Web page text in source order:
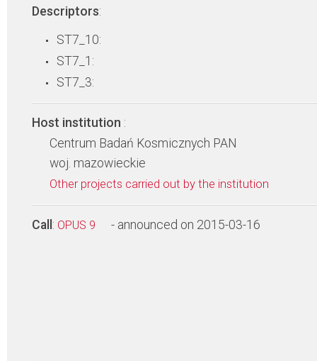
Descriptors:
ST7_10:
ST7_1:
ST7_3:
Host institution :
Centrum Badań Kosmicznych PAN
woj. mazowieckie
Other projects carried out by the institution
Call : OPUS 9 - announced on 2015-03-16